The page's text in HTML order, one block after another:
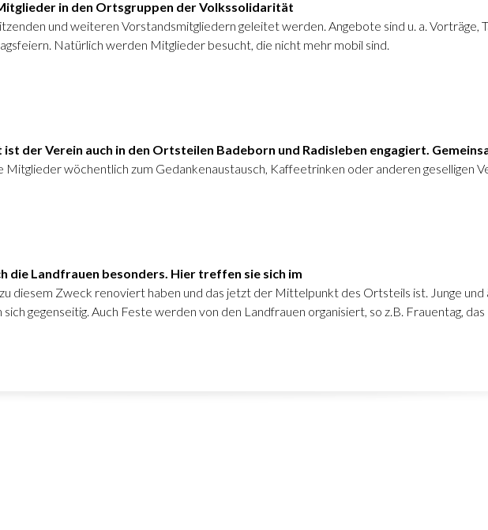
in den Ortsgruppen der Volkssolidarität
und weiteren Vorstandsmitgliedern geleitet werden. Angebote sind u. a. Vorträge,
Natürlich werden Mitglieder besucht, die nicht mehr mobil sind.
der Verein auch in den Ortsteilen Badeborn und Radisleben engagiert.
wöchentlich zum Gedankenaustausch, Kaffeetrinken oder anderen geselligen
die Landfrauen besonders. Hier treffen sie sich im
diesem Zweck renoviert haben und das jetzt der Mittelpunkt des Ortsteils ist. Junge
gegenseitig. Auch Feste werden von den Landfrauen organisiert, so z.B. Frauentag,